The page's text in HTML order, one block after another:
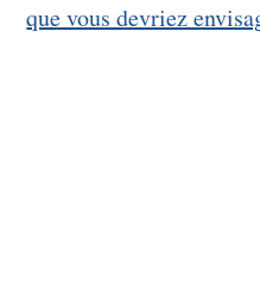
que vous devriez